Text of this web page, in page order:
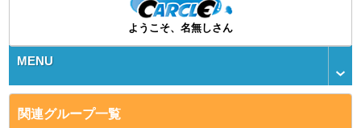
ようこそ、名無しさん
MENU
関連グループ一覧